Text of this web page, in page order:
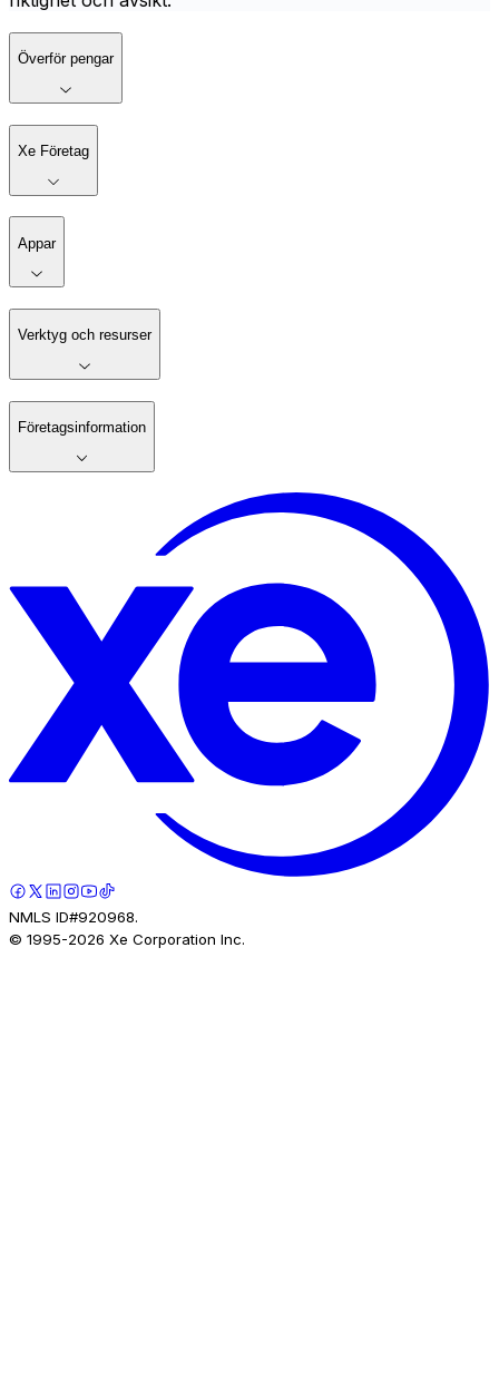
Överför pengar
Xe Företag
Appar
Verktyg och resurser
Företagsinformation
NMLS ID#920968.
© 1995-2026 Xe Corporation Inc.